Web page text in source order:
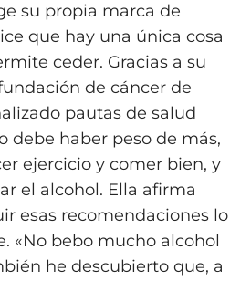
su propia marca de
que hay una única cosa
ceder. Gracias a su
de cáncer de
pautas de salud
debe haber peso de más,
ejercicio y comer bien, y
el alcohol. Ella afirma
esas recomendaciones lo
«No bebo mucho alcohol
he descubierto que, a